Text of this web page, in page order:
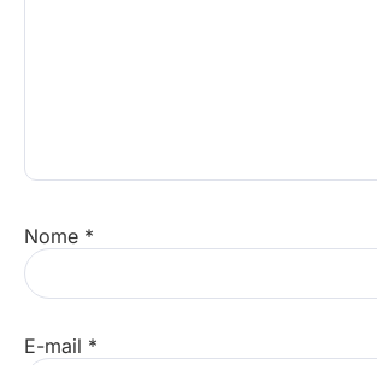
Nome *
E-mail *